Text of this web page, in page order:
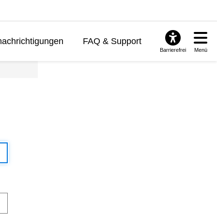
FAQ & Support
Barrierefrei Menü